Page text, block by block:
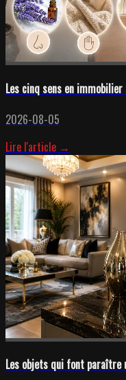
Les cinq sens en immobilier
2026-08-05
Lire l'article →
Les objets qui font paraître